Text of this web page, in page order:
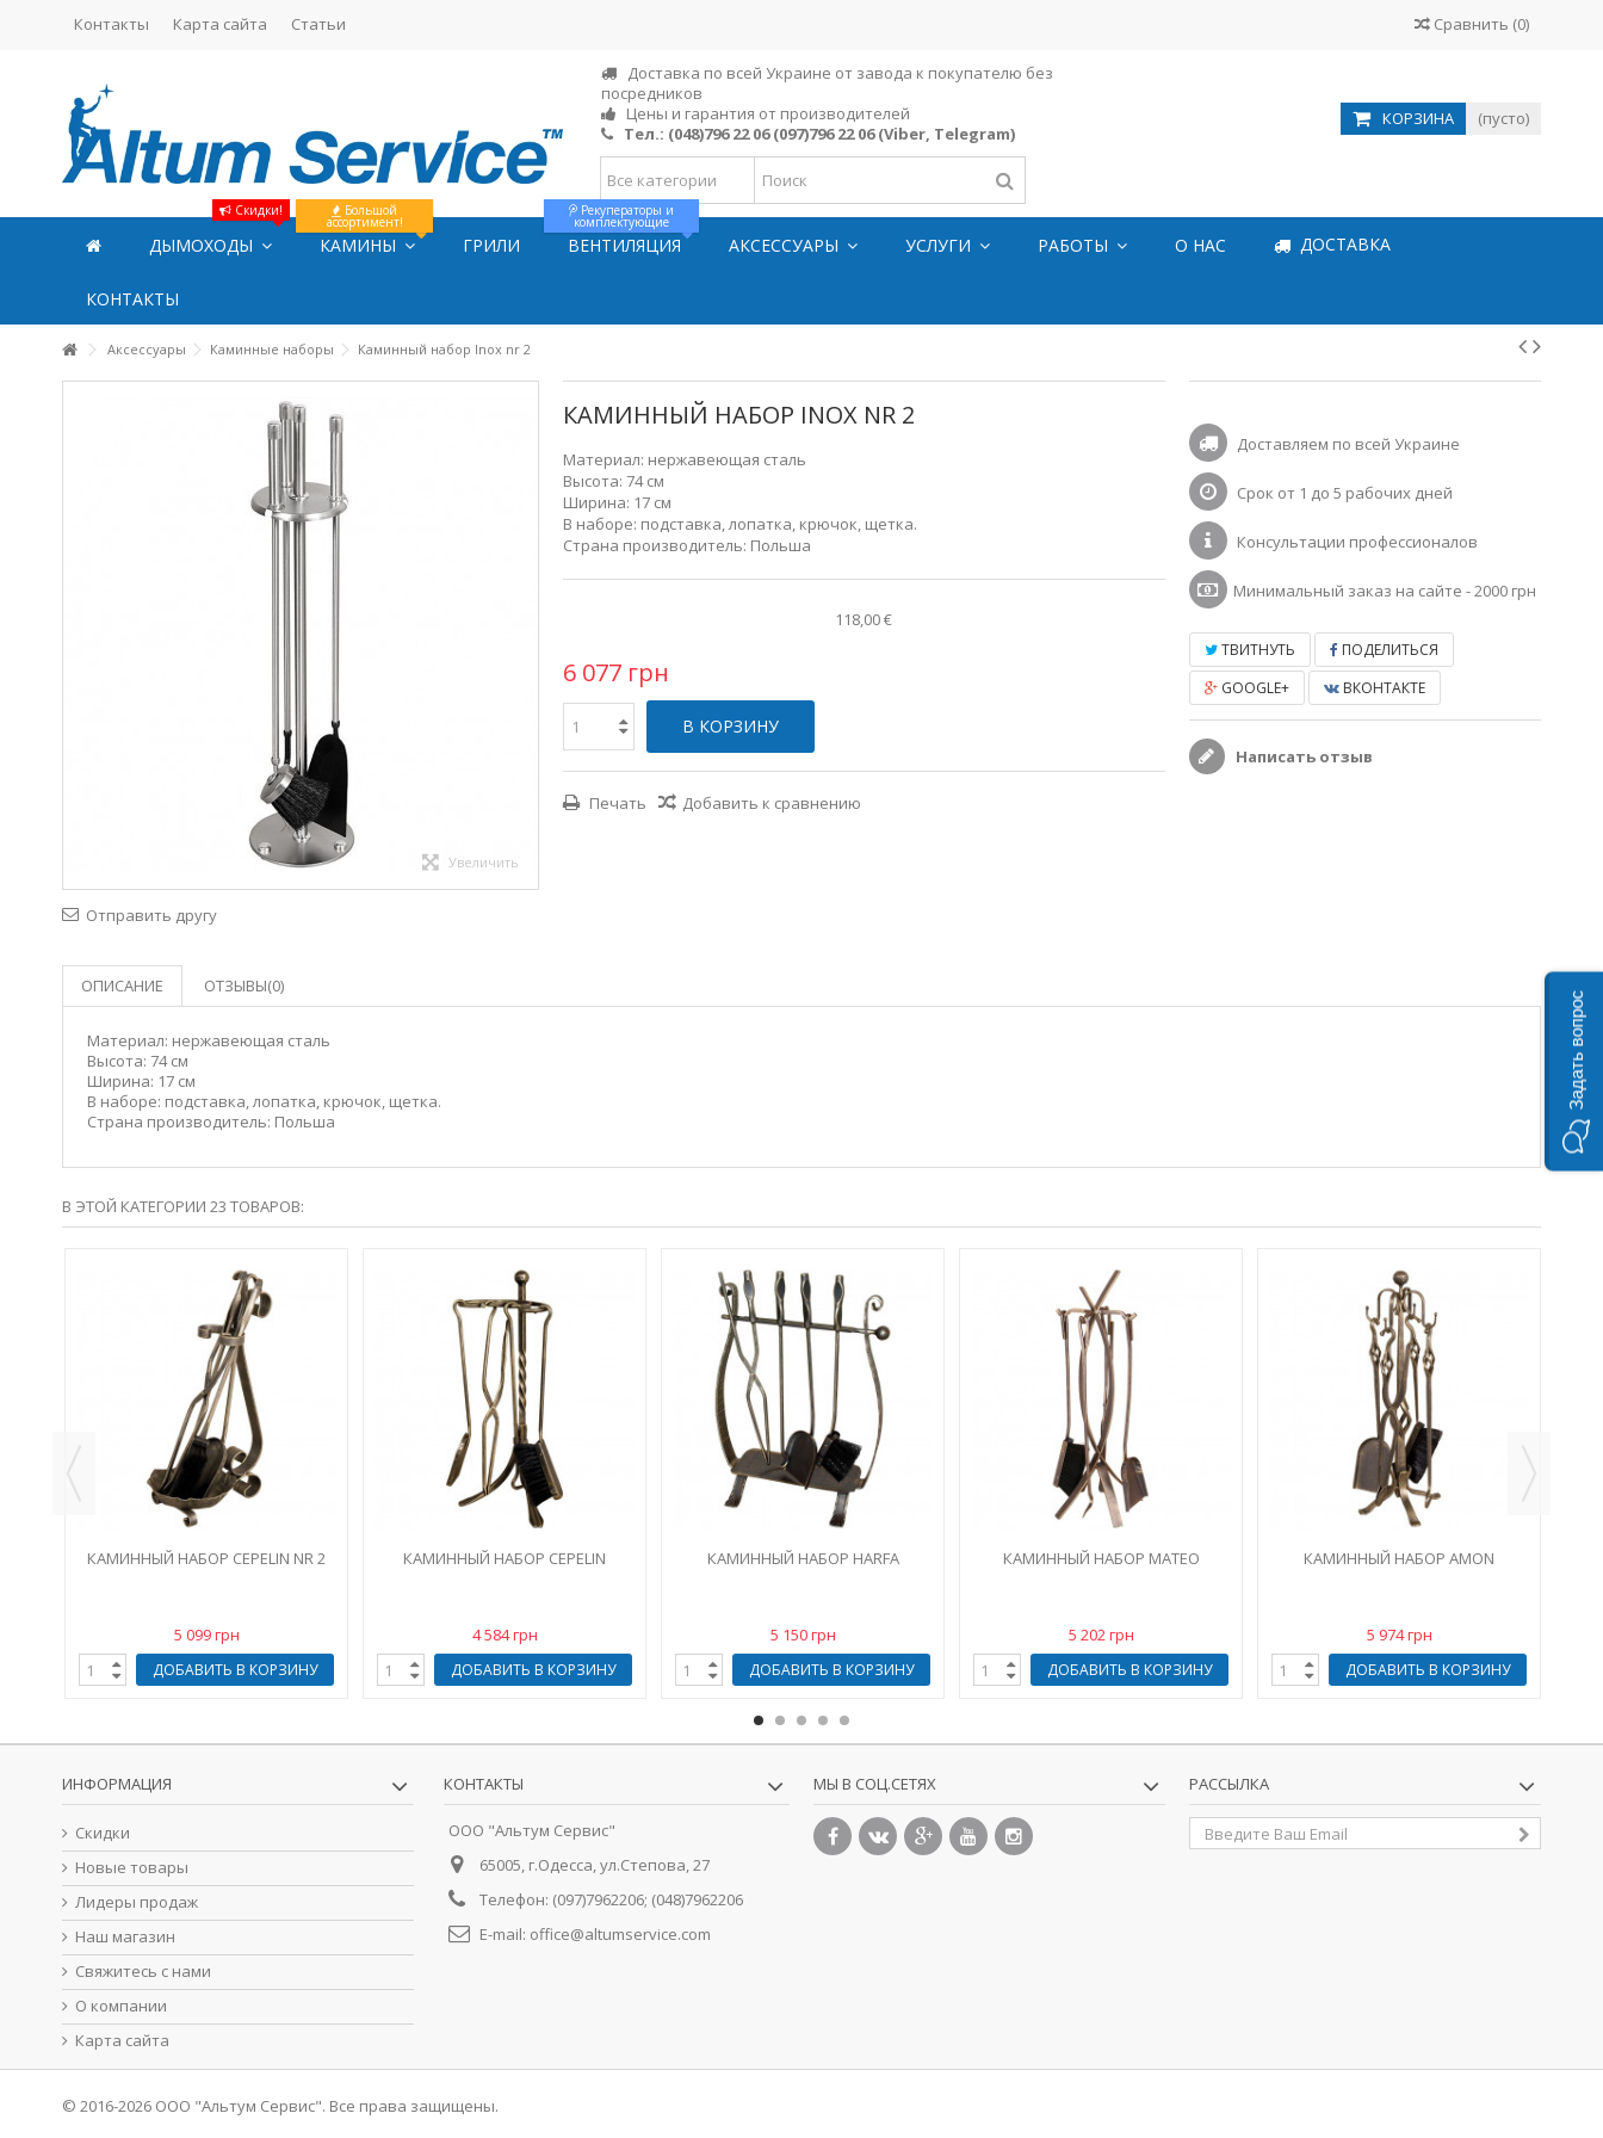
Контакты Карта сайта Статьи Сравнить (0)
Доставка по всей Украине от завода к покупателю без
посредников
Цены и гарантия от производителей
Тел.: (048)796 22 06 (097)796 22 06 (Viber, Telegram)
КОРЗИНА (пусто)
ДЫМОХОДЫ
Скидки!
КАМИНЫ
Большой
ассортимент!
ГРИЛИ ВЕНТИЛЯЦИЯ
Рекуператоры и
комплектующие
АКСЕССУАРЫ УСЛУГИ РАБОТЫ О НАС ДОСТАВКА
КОНТАКТЫ
Аксессуары Каминные наборы Каминный набор Inox nr 2
Увеличить
Отправить другу
КАМИННЫЙ НАБОР INOX NR 2
Материал: нержавеющая сталь
Высота: 74 см
Ширина: 17 см
В наборе: подставка, лопатка, крючок, щетка.
Страна производитель: Польша
118,00 €
6 077 грн
В КОРЗИНУ
Печать Добавить к сравнению
Доставляем по всей Украине
Срок от 1 до 5 рабочих дней
Консультации профессионалов
Минимальный заказ на сайте - 2000 грн
ТВИТНУТЬ
ПОДЕЛИТЬСЯ
GOOGLE+
ВКОНТАКТЕ
Написать отзыв
ОПИСАНИЕ ОТЗЫВЫ(0)
Материал: нержавеющая сталь
Высота: 74 см
Ширина: 17 см
В наборе: подставка, лопатка, крючок, щетка.
Страна производитель: Польша
В ЭТОЙ КАТЕГОРИИ 23 ТОВАРОВ:
КАМИННЫЙ НАБОР CEPELIN NR 2
5 099 грн
ДОБАВИТЬ В КОРЗИНУ
КАМИННЫЙ НАБОР CEPELIN
4 584 грн
ДОБАВИТЬ В КОРЗИНУ
КАМИННЫЙ НАБОР HARFA
5 150 грн
ДОБАВИТЬ В КОРЗИНУ
КАМИННЫЙ НАБОР MATEO
5 202 грн
ДОБАВИТЬ В КОРЗИНУ
КАМИННЫЙ НАБОР AMON
5 974 грн
ДОБАВИТЬ В КОРЗИНУ
ИНФОРМАЦИЯ
Скидки
Новые товары
Лидеры продаж
Наш магазин
Свяжитесь с нами
О компании
Карта сайта
КОНТАКТЫ
ООО "Альтум Сервис"
65005, г.Одесса, ул.Степова, 27
Телефон: (097)7962206; (048)7962206
E-mail: office@altumservice.com
МЫ В СОЦ.СЕТЯХ РАССЫЛКА
© 2016-2026 ООО "Альтум Сервис". Все права защищены.
Задать вопрос